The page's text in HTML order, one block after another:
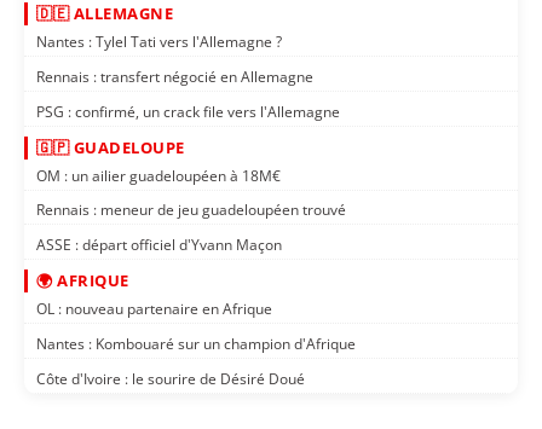
🇩🇪 ALLEMAGNE
Nantes : Tylel Tati vers l'Allemagne ?
Rennais : transfert négocié en Allemagne
PSG : confirmé, un crack file vers l'Allemagne
🇬🇵 GUADELOUPE
OM : un ailier guadeloupéen à 18M€
Rennais : meneur de jeu guadeloupéen trouvé
ASSE : départ officiel d'Yvann Maçon
🌍 AFRIQUE
OL : nouveau partenaire en Afrique
Nantes : Kombouaré sur un champion d'Afrique
Côte d'Ivoire : le sourire de Désiré Doué